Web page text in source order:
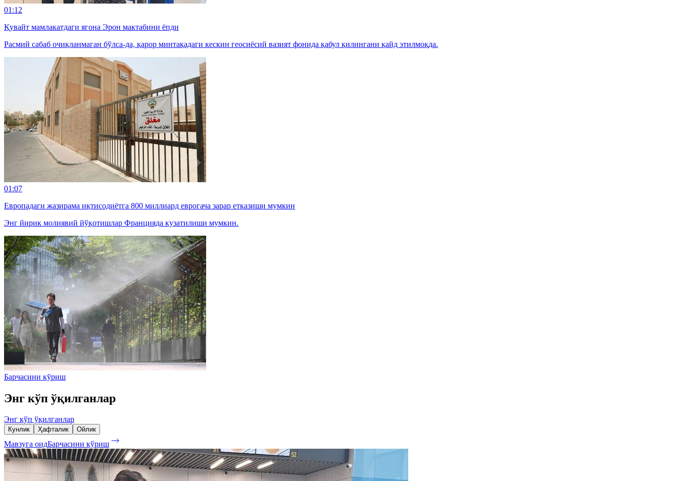
01:12
Қувайт мамлакатдаги ягона Эрон мактабини ёпди
Расмий сабаб очиқланмаган бўлса-да, қарор минтақадаги кескин геосиёсий вазият фонида қабул қилингани қайд этилмоқда.
01:07
Европадаги жазирама иқтисодиётга 800 миллиард еврогача зарар етказиши мумкин
Энг йирик молиявий йўқотишлар Францияда кузатилиши мумкин.
Барчасини кўриш
Энг кўп ўқилганлар
Энг кўп ўқилганлар
Кунлик Ҳафталик Ойлик
Мавзуга оидБарчасини кўриш